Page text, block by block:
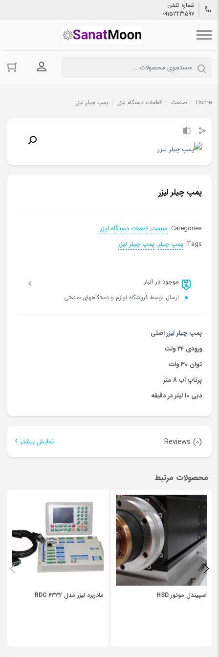
شماره تلفن
09153231597
ورود به
Home
/ صنعت / قطعات دستگاه لیزر / پمپ چیلر لیزر
پمپ چیلر لیزر
Categories: صنعت,قطعات دستگاه لیزر
Tags: پمپ چیلر,پمپ چیلر لیزر
موجود در انبار
ارسال توسط فروشگاه لوازم و دستگاههای صنعتی
پمپ چیلر لیزراصلی
ورودی 24 ولت
توان 30 وات
پرتاپ آب 8 متر
دبی 10 لیتر در دقیقه
Reviews (0) نمایش بیشتر
Be the first to review “پمپ چیلر لیزر”
نشانی ایمیل شما منتشر نخواهد شد.
Your rating
Your review
*
محصولات مرتبط
اسپیندل موتور HSD مادربرد لیزر مدل RDC 6332